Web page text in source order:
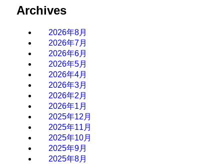
Archives
2026年8月
2026年7月
2026年6月
2026年5月
2026年4月
2026年3月
2026年2月
2026年1月
2025年12月
2025年11月
2025年10月
2025年9月
2025年8月